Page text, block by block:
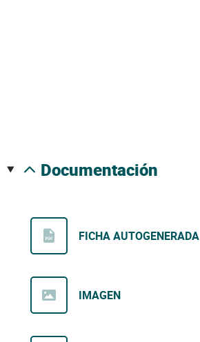
documentación
FICHA AUTOGENERADA
IMAGEN